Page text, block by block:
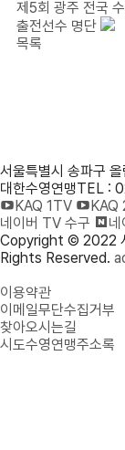
제5회 광주 전국
출전선수 명단
목록
서울특별시 송파구
대한수영연맹TEL :
KAQ 1TV
KAQ
네이버 TV 수구
Copyright © 2022
Rights Reserved.
이용약관
이메일무단수집거부
찾아오시는길
시도수영연맹주소록